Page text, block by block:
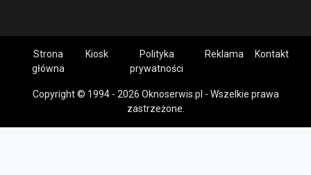
Strona
główna
Kiosk
Polityka
prywatności
Reklama Kontakt
Copyright © 1994 - 2026 Oknoserwis.pl - Wszelkie prawa
zastrzeżone.